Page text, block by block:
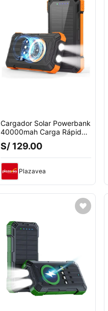
Cargador Solar Powerbank
40000mah Carga Rápida
22.5w
S/ 129.00
Plazavea